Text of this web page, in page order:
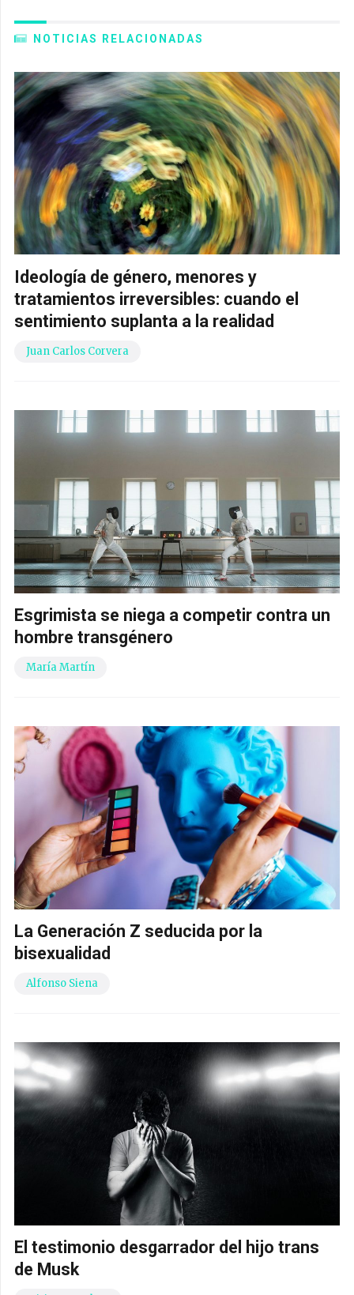
NOTICIAS RELACIONADAS
Ideología de género, menores y
tratamientos irreversibles: cuando el
sentimiento suplanta a la realidad
Juan Carlos Corvera
Esgrimista se niega a competir contra un
hombre transgénero
María Martín
La Generación Z seducida por la
bisexualidad
Alfonso Siena
El testimonio desgarrador del hijo trans
de Musk